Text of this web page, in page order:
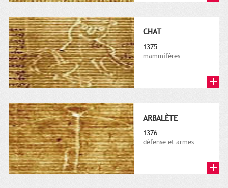
CHAT
1375
mammifères
ARBALÈTE
1376
défense et armes